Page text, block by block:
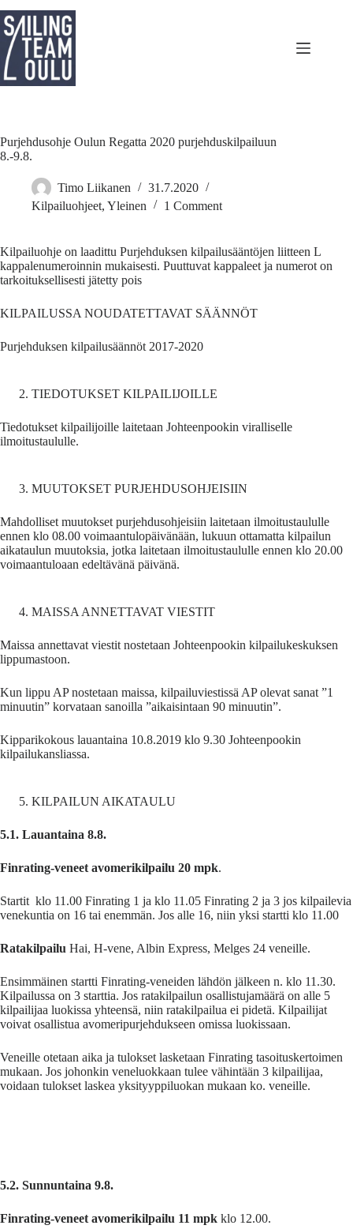
to
content
Purjehdusohje Oulun Regatta 2020 purjehduskilpailuun
8.-9.8.
Timo Liikanen
31.7.2020
Kilpailuohjeet, Yleinen 1 Comment
Kilpailuohje on laadittu Purjehduksen kilpailusääntöjen liitteen L
kappalenumeroinnin mukaisesti. Puuttuvat kappaleet ja numerot on
tarkoituksellisesti jätetty pois
KILPAILUSSA NOUDATETTAVAT SÄÄNNÖT
Purjehduksen kilpailusäännöt 2017-2020
TIEDOTUKSET KILPAILIJOILLE
Tiedotukset kilpailijoille laitetaan Johteenpookin viralliselle
ilmoitustaululle.
MUUTOKSET PURJEHDUSOHJEISIIN
Mahdolliset muutokset purjehdusohjeisiin laitetaan ilmoitustaululle
ennen klo 08.00 voimaantulopäivänään, lukuun ottamatta kilpailun
aikataulun muutoksia, jotka laitetaan ilmoitustaululle ennen klo 20.00
voimaantuloaan edeltävänä päivänä.
MAISSA ANNETTAVAT VIESTIT
Maissa annettavat viestit nostetaan Johteenpookin kilpailukeskuksen
lippumastoon.
Kun lippu AP nostetaan maissa, kilpailuviestissä AP olevat sanat ”1
minuutin” korvataan sanoilla ”aikaisintaan 90 minuutin”.
Kipparikokous lauantaina 10.8.2019 klo 9.30 Johteenpookin
kilpailukansliassa.
KILPAILUN AIKATAULU
5.1. Lauantaina 8.8.
Finrating-veneet avomerikilpailu 20 mpk.
Startit klo 11.00 Finrating 1 ja klo 11.05 Finrating 2 ja 3 jos kilpailevia
venekuntia on 16 tai enemmän. Jos alle 16, niin yksi startti klo 11.00
Ratakilpailu Hai, H-vene, Albin Express, Melges 24 veneille.
Ensimmäinen startti Finrating-veneiden lähdön jälkeen n. klo 11.30.
Kilpailussa on 3 starttia. Jos ratakilpailun osallistujamäärä on alle 5
kilpailijaa luokissa yhteensä, niin ratakilpailua ei pidetä. Kilpailijat
voivat osallistua avomeripurjehdukseen omissa luokissaan.
Veneille otetaan aika ja tulokset lasketaan Finrating tasoituskertoimen
mukaan. Jos johonkin veneluokkaan tulee vähintään 3 kilpailijaa,
voidaan tulokset laskea yksityyppiluokan mukaan ko. veneille.
5.2. Sunnuntaina 9.8.
Finrating-veneet avomerikilpailu 11 mpk klo 12.00.